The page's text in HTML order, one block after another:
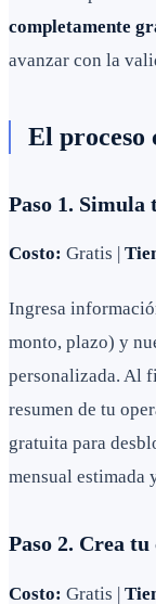
completamente
avanzar con la
El proceso
Paso 1. Simula
Costo: Gratis |
Ingresa
monto, plazo) y
personalizada. Al
resumen de tu
gratuita para
mensual estimada
Paso 2. Crea tu
Costo: Gratis |